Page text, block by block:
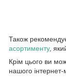
Також
асортименту,
Крім цього ви
нашого інтернет-